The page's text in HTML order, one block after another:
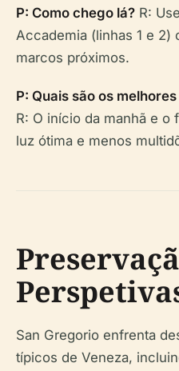
P: Como chego lá? R:
Accademia (linhas 1 e 2)
marcos próximos.
P: Quais são os
R: O início da manhã e o
luz ótima e menos
San Gregorio enfrenta
típicos de Veneza,